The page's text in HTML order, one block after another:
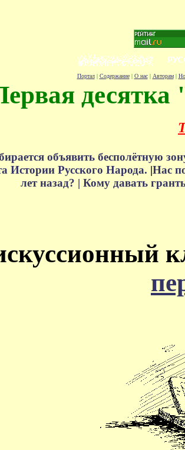
Портал| Содержание| О нас| Авторам|
десятка
объявить бесполётную
Истории Русского Народа. |Нас
лет назад? | Кому давать